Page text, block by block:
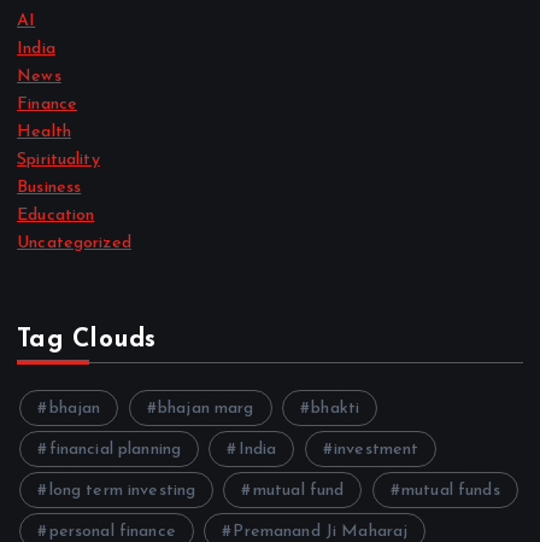
AI
India
News
Finance
Health
Spirituality
Business
Education
Uncategorized
Tag Clouds
bhajan bhajan marg bhakti
financial planning India investment
long term investing mutual fund mutual funds
personal finance Premanand Ji Maharaj